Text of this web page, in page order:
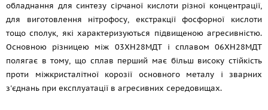
обладнання для синтезу сірчаної кислоти різної концентрації,
для виготовлення нітрофосу, екстракції фосфорної кислоти
тощо сполук, які характеризуються підвищеною агресивністю.
Основною різницею між 03ХН28МДТ і сплавом 06ХН28МДТ
полягає в тому, що сплав перший має більш високу стійкість
проти міжкристалітної корозії основного металу і зварних
з'єднань при експлуатації в агресивних середовищах.